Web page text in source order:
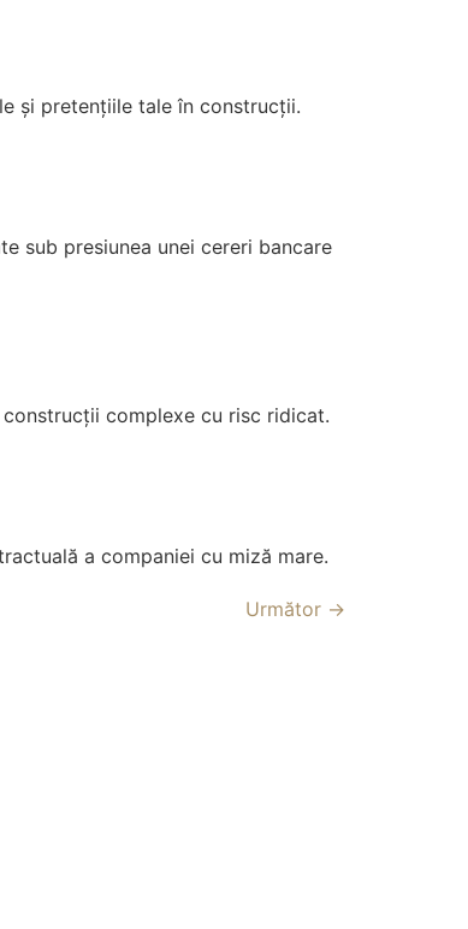
și pretențiile tale în construcții.
sub presiunea unei cereri bancare
complexe cu risc ridicat.
a companiei cu miză mare.
Următor →